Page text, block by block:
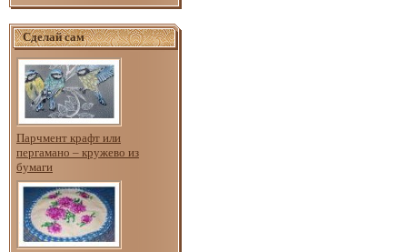
Сделай сам
Парчмент крафт или
пергамано – кружево из
бумаги